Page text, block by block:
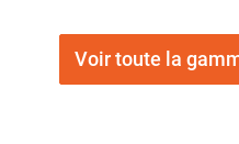
au gaz à
au gaz à
Voir toute la